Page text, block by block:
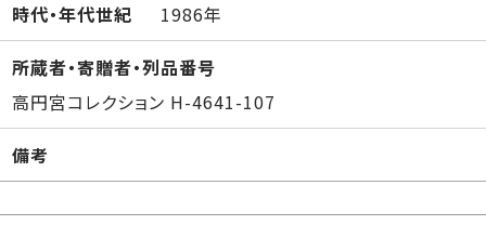
時代・年代世紀 1986年
所蔵者・寄贈者・列品番号
高円宮コレクション H-4641-107
備考